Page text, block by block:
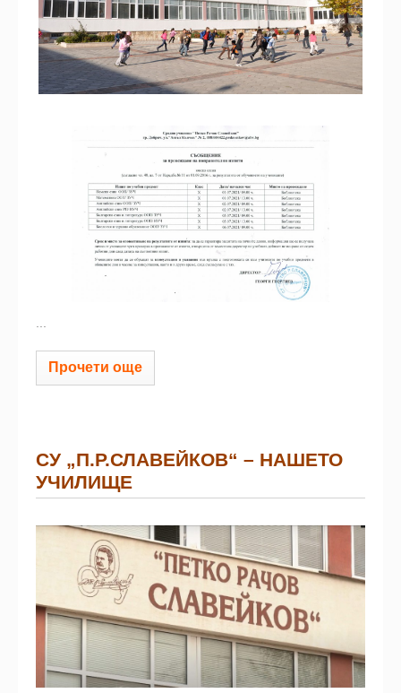
...
Прочети още
СУ „П.Р.СЛАВЕЙКОВ“ – НАШЕТО
УЧИЛИЩЕ